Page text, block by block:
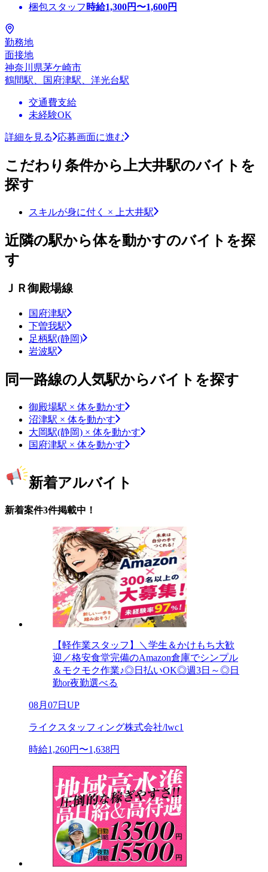
梱包スタッフ 時給1,300円〜1,600円
勤務地
面接地
神奈川県茅ケ崎市
鶴間駅、国府津駅、洋光台駅
交通費支給
未経験OK
詳細を見る 応募画面に進む
こだわり条件から上大井駅のバイトを
探す
スキルが身に付く × 上大井駅
近隣の駅から体を動かすのバイトを探
す
ＪＲ御殿場線
国府津駅
下曽我駅
足柄駅(静岡)
岩波駅
同一路線の人気駅からバイトを探す
御殿場駅 × 体を動かす
沼津駅 × 体を動かす
大岡駅(静岡) × 体を動かす
国府津駅 × 体を動かす
新着アルバイト
新着案件3件掲載中！
【軽作業スタッフ】＼学生＆かけもち大歓
迎／格安食堂完備のAmazon倉庫でシンプル
＆モクモク作業♪◎日払いOK◎週3日～◎日
勤or夜勤選べる
08月07日UP
ライクスタッフィング株式会社/lwc1
時給1,260円〜1,638円